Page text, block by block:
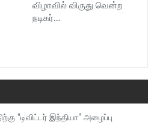
விழாவில் விருது வென்ற
நடிகர்…
“டிவிட்டர் இந்தியா” அழைப்பு